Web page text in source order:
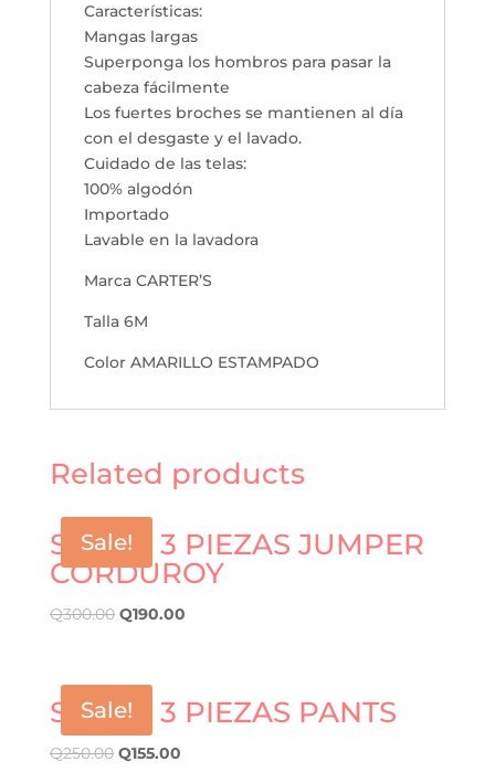
Características:
Mangas largas
Superponga los hombros para pasar la
cabeza fácilmente
Los fuertes broches se mantienen al día
con el desgaste y el lavado.
Cuidado de las telas:
100% algodón
Importado
Lavable en la lavadora
Marca CARTER’S
Talla 6M
Color AMARILLO ESTAMPADO
Related products
Sale!
SET DE 3 PIEZAS JUMPER
CORDUROY
Q300.00 Q190.00
Sale!
SET DE 3 PIEZAS PANTS
Q250.00 Q155.00